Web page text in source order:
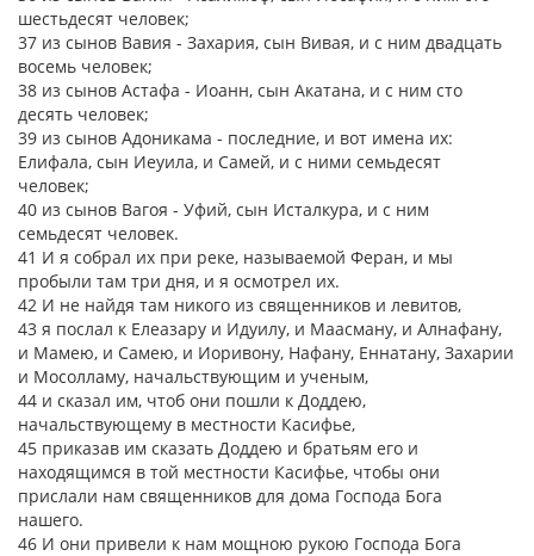
шестьдесят человек;
37 из сынов Вавия - Захария, сын Вивая, и с ним двадцать
восемь человек;
38 из сынов Астафа - Иоанн, сын Акатана, и с ним сто
десять человек;
39 из сынов Адоникама - последние, и вот имена их:
Елифала, сын Иеуила, и Самей, и с ними семьдесят
человек;
40 из сынов Вагоя - Уфий, сын Исталкура, и с ним
семьдесят человек.
41 И я собрал их при реке, называемой Феран, и мы
пробыли там три дня, и я осмотрел их.
42 И не найдя там никого из священников и левитов,
43 я послал к Елеазару и Идуилу, и Маасману, и Алнафану,
и Мамею, и Самею, и Иоривону, Нафану, Еннатану, Захарии
и Мосолламу, начальствующим и ученым,
44 и сказал им, чтоб они пошли к Доддею,
начальствующему в местности Касифье,
45 приказав им сказать Доддею и братьям его и
находящимся в той местности Касифье, чтобы они
прислали нам священников для дома Господа Бога
нашего.
46 И они привели к нам мощною рукою Господа Бога